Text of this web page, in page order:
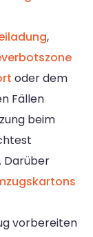
,
oder dem
Fällen
beim
Darüber
vorbereiten